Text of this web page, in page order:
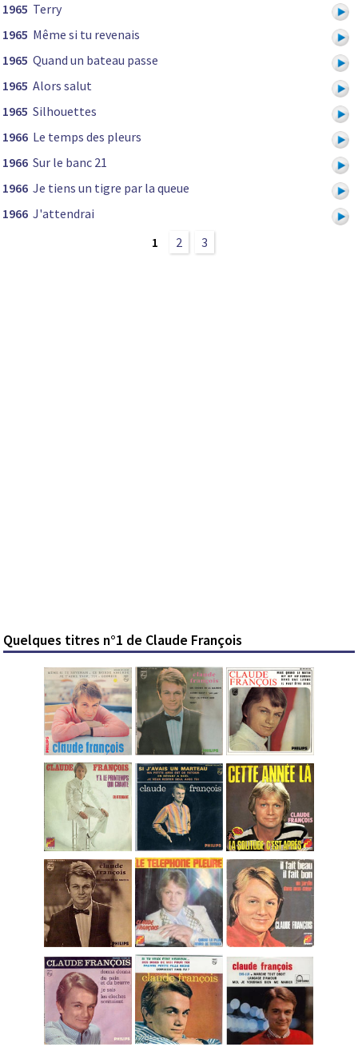
1965 Terry
1965 Même si tu revenais
1965 Quand un bateau passe
1965 Alors salut
1965 Silhouettes
1966 Le temps des pleurs
1966 Sur le banc 21
1966 Je tiens un tigre par la queue
1966 J'attendrai
1
2 3
Quelques titres n°1 de Claude François